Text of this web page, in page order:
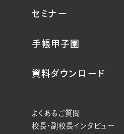
セミナー
手帳甲子園
資料ダウンロード
よくあるご質問
校長・副校長インタビュー